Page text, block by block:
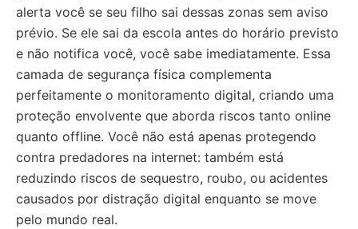
alerta você se seu filho sai dessas zonas sem aviso
prévio. Se ele sai da escola antes do horário previsto
e não notifica você, você sabe imediatamente. Essa
camada de segurança física complementa
perfeitamente o monitoramento digital, criando uma
proteção envolvente que aborda riscos tanto online
quanto offline. Você não está apenas protegendo
contra predadores na internet: também está
reduzindo riscos de sequestro, roubo, ou acidentes
causados por distração digital enquanto se move
pelo mundo real.